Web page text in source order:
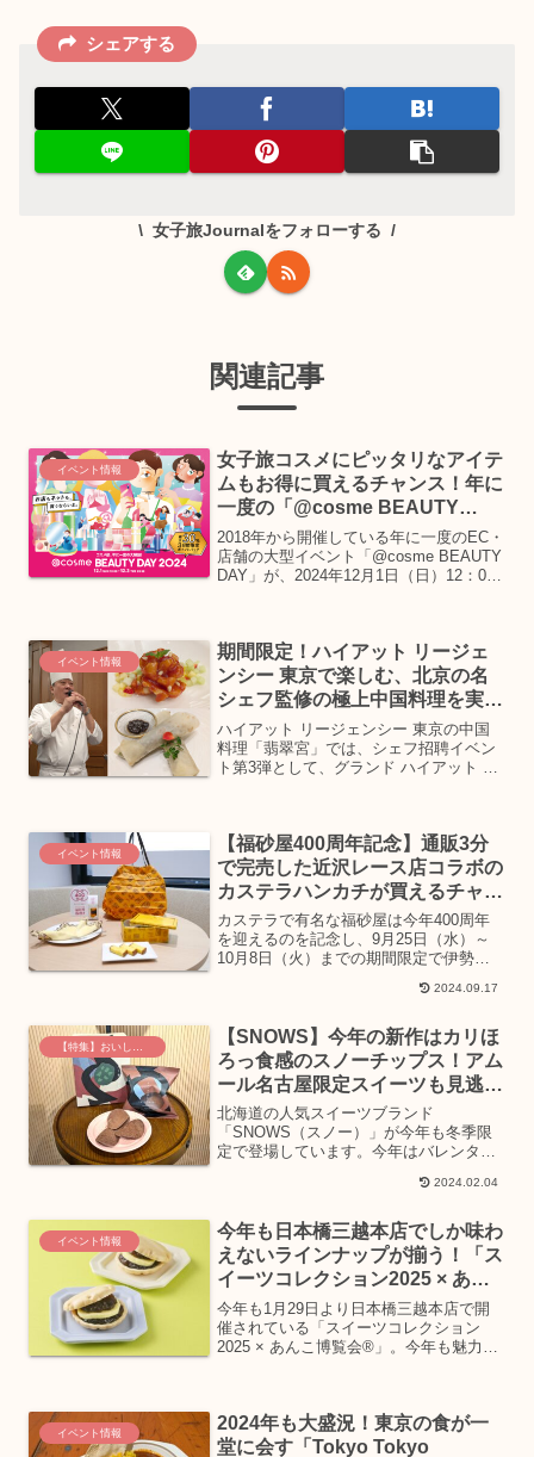
シェアする
女子旅Journalをフォローする
関連記事
イベント情報
女子旅コスメにピッタリなアイテ
ムもお得に買えるチャンス！年に
一度の「@cosme BEAUTY
DAY」開催
2018年から開催している年に一度のEC・
店舗の大型イベント「@cosme BEAUTY
DAY」が、2024年12月1日（日）12：00
イベント情報
期間限定！ハイアット リージェ
ンシー 東京で楽しむ、北京の名
シェフ監修の極上中国料理を実食
レポ
ハイアット リージェンシー 東京の中国
料理「翡翠宮」では、シェフ招聘イベン
ト第3弾として、グランド ハイアット 北
2025年3月20日...
イベント情報
【福砂屋400周年記念】通販3分
で完売した近沢レース店コラボの
カステラハンカチが買えるチャン
ス！
カステラで有名な福砂屋は今年400周年
を迎えるのを記念し、9月25日（水）～
10月8日（火）までの期間限定で伊勢丹
400周年記念グッズや地域限定カステラ
屋の「千代香」の実...
2024.09.17
【SNOWS】今年の新作はカリほ
ろっ食感のスノーチップス！アム
ール名古屋限定スイーツも見逃せ
ない
北海道の人気スイーツブランド
「SNOWS（スノー）」が今年も冬季限
定で登場しています。今年はバレンタイ
定で発売されるなど、ますます目が離せ
「SNOWS」は冬季限定のスイー...
2024.02.04
イベント情報
今年も日本橋三越本店でしか味わ
えないラインナップが揃う！「ス
イーツコレクション2025 × あん
こ博覧会®」
今年も1月29日より日本橋三越本店で開
催されている「スイーツコレクション
2025 × あんこ博覧会®」。今年も魅力的
催事会場はどこも...
イベント情報
2024年も大盛況！東京の食が一
堂に会す「Tokyo Tokyo